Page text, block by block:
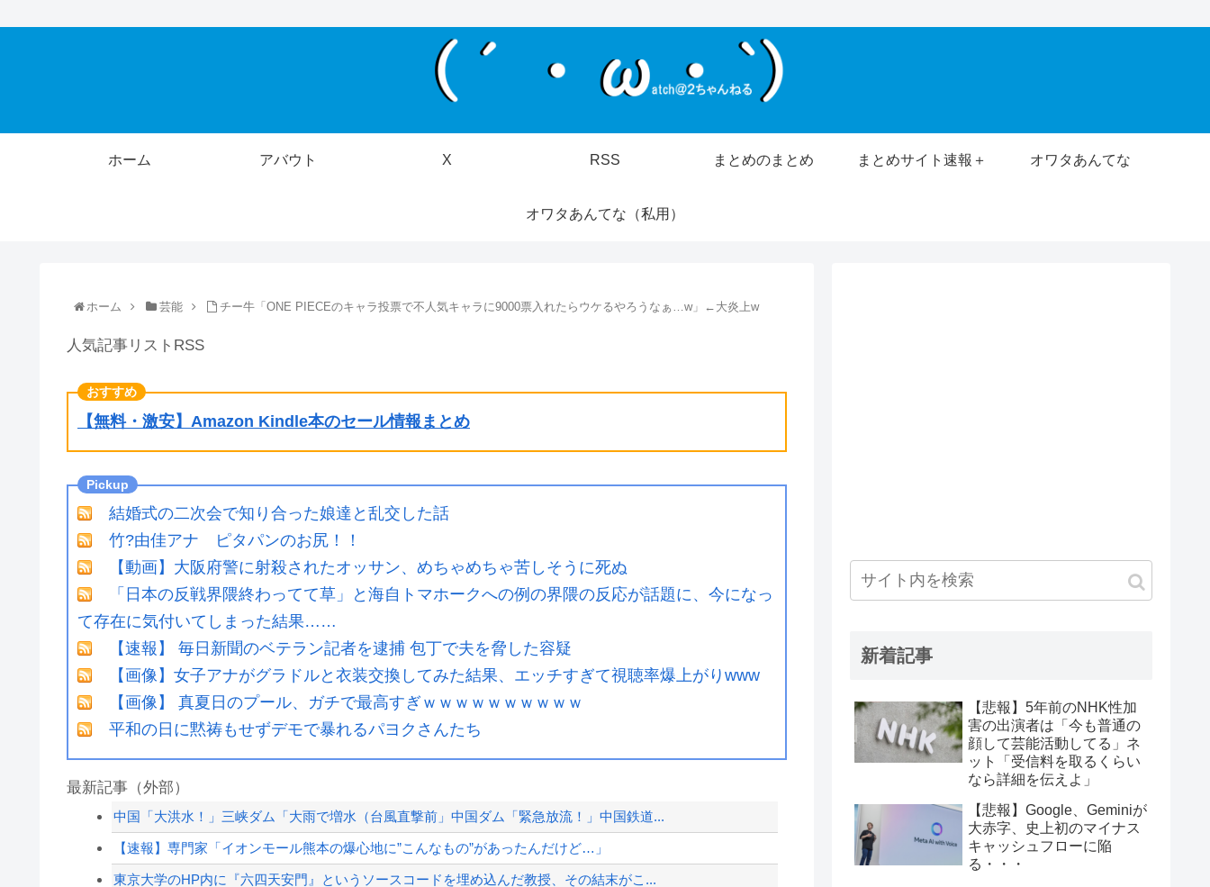
ホーム アバウト X RSS まとめのまとめ まとめサイト速報＋ オワタあんてな
オワタあんてな（私用）
ホーム 芸能 チー牛「ONE PIECEのキャラ投票で不人気キャラに9000票入れたらウケるやろうなぁ…w」←大炎上w
人気記事リストRSS
【無料・激安】Amazon Kindle本のセール情報まとめ
結婚式の二次会で知り合った娘達と乱交した話
竹?由佳アナ ピタパンのお尻！！
【動画】大阪府警に射殺されたオッサン、めちゃめちゃ苦しそうに死ぬ
「日本の反戦界隈終わってて草」と海自トマホークへの例の界隈の反応が話題に、今になっ
て存在に気付いてしまった結果……
【速報】 毎日新聞のベテラン記者を逮捕 包丁で夫を脅した容疑
【画像】女子アナがグラドルと衣装交換してみた結果、エッチすぎて視聴率爆上がりwww
【画像】 真夏日のプール、ガチで最高すぎｗｗｗｗｗｗｗｗｗｗ
平和の日に黙祷もせずデモで暴れるパヨクさんたち
最新記事（外部）
中国「大洪水！」三峡ダム「大雨で増水（台風直撃前」中国ダム「緊急放流！」中国鉄道...
【速報】専門家「イオンモール熊本の爆心地に”こんなもの”があったんだけど…」
東京大学のHP内に『六四天安門』というソースコードを埋め込んだ教授、その結末がこ...
新着記事
【悲報】5年前のNHK性加
害の出演者は「今も普通の
顔して芸能活動してる」ネ
ット「受信料を取るくらい
なら詳細を伝えよ」
【悲報】Google、Geminiが
大赤字、史上初のマイナス
キャッシュフローに陥
る・・・